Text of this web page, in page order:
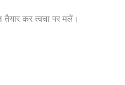
कर त्वचा पर मलें।